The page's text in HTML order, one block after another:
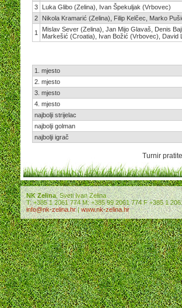
3
Luka Glibo (Zelina), Ivan Špekuljak (Vrbovec)
2
Nikola Kramarić (Zelina), Filip Kelčec, Marko
1
Mislav Sever (Zelina), Jan Mijo Glavaš, Denis
Markešić (Croatia), Ivan Božić (Vrbovec),
1. mjesto
2. mjesto
3. mjesto
4. mjesto
najbolji strijelac
najbolji golman
najbolji igrač
Turnir
NK Zelina, Sveti Ivan Zelina
T: +385 1 2061 774 M: +385 99 2061 774 F +385 1
info@nk-zelina.hr|www.nk-zelina.hr